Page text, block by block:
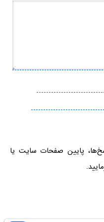
پایین صفحات سایت یا